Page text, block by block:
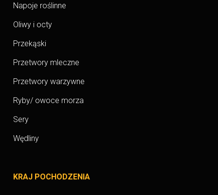
Napoje roślinne
Oliwy i octy
Przekąski
Przetwory mleczne
Przetwory warzywne
Ryby/ owoce morza
Sery
Wędliny
KRAJ POCHODZENIA